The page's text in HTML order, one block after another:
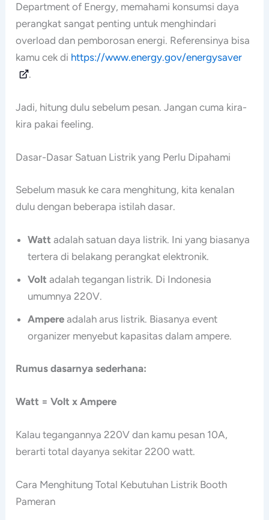
Department of Energy, memahami konsumsi daya
perangkat sangat penting untuk menghindari
overload dan pemborosan energi. Referensinya bisa
kamu cek di https://www.energy.gov/energysaver
.
Jadi, hitung dulu sebelum pesan. Jangan cuma kira-
kira pakai feeling.
Dasar-Dasar Satuan Listrik yang Perlu Dipahami
Sebelum masuk ke cara menghitung, kita kenalan
dulu dengan beberapa istilah dasar.
Watt adalah satuan daya listrik. Ini yang biasanya
tertera di belakang perangkat elektronik.
Volt adalah tegangan listrik. Di Indonesia
umumnya 220V.
Ampere adalah arus listrik. Biasanya event
organizer menyebut kapasitas dalam ampere.
Rumus dasarnya sederhana:
Watt = Volt x Ampere
Kalau tegangannya 220V dan kamu pesan 10A,
berarti total dayanya sekitar 2200 watt.
Cara Menghitung Total Kebutuhan Listrik Booth
Pameran